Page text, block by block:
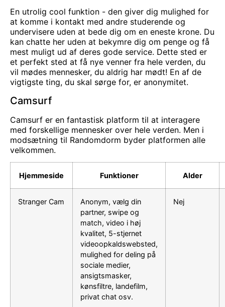
En utrolig cool funktion - den giver dig mulighed for
at komme i kontakt med andre studerende og
undervisere uden at bede dig om en eneste krone. Du
kan chatte her uden at bekymre dig om penge og få
mest muligt ud af deres gode service. Dette sted er
et perfekt sted at få nye venner fra hele verden, du
vil mødes mennesker, du aldrig har mødt! En af de
vigtigste ting, du skal sørge for, er anonymitet.
Camsurf
Camsurf er en fantastisk platform til at interagere
med forskellige mennesker over hele verden. Men i
modsætning til Randomdorm byder platformen alle
velkommen.
Hjemmeside Funktioner Alder
Stranger Cam
Anonym, vælg din
partner, swipe og
match, video i høj
kvalitet, 5-stjernet
videoopkaldswebsted,
mulighed for deling på
sociale medier,
ansigtsmasker,
kønsfiltre, landefilm,
privat chat osv.
Nej